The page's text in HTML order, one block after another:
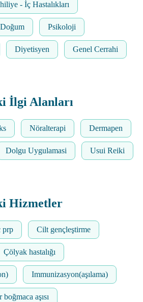
- İç Hastalıkları
Doğum Psikoloji
Diyetisyen Genel Cerrahi
İlgi Alanları
Nöralterapi Dermapen
Dolgu Uygulamasi Usui Reiki
Hizmetler
prp Cilt gençleştirme
Çölyak hastalığı
Immunizasyon(aşılama)
aşısı